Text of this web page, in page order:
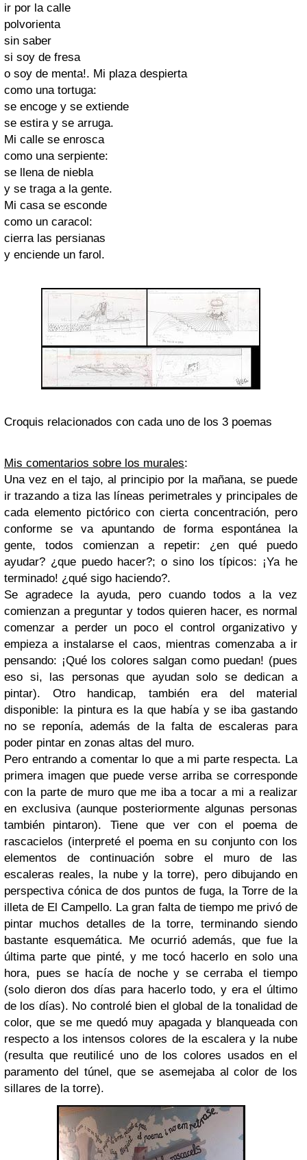
ir por la calle
polvorienta
sin saber
si soy de fresa
o soy de menta!. Mi plaza despierta
como una tortuga:
se encoge y se extiende
se estira y se arruga.
Mi calle se enrosca
como una serpiente:
se llena de niebla
y se traga a la gente.
Mi casa se esconde
como un caracol:
cierra las persianas
y enciende un farol.
Croquis relacionados con cada uno de los 3 poemas
Mis comentarios sobre los murales:
Una vez en el tajo, al principio por la mañana, se puede
ir trazando a tiza las líneas perimetrales y principales de
cada elemento pictórico con cierta concentración, pero
conforme se va apuntando de forma espontánea la
gente, todos comienzan a repetir: ¿en qué puedo
ayudar? ¿que puedo hacer?; o sino los típicos: ¡Ya he
terminado! ¿qué sigo haciendo?.
Se agradece la ayuda, pero cuando todos a la vez
comienzan a preguntar y todos quieren hacer, es normal
comenzar a perder un poco el control organizativo y
empieza a instalarse el caos, mientras comenzaba a ir
pensando: ¡Qué los colores salgan como puedan! (pues
eso si, las personas que ayudan solo se dedican a
pintar). Otro handicap, también era del material
disponible: la pintura es la que había y se iba gastando
no se reponía, además de la falta de escaleras para
poder pintar en zonas altas del muro.
Pero entrando a comentar lo que a mi parte respecta. La
primera imagen que puede verse arriba se corresponde
con la parte de muro que me iba a tocar a mi a realizar
en exclusiva (aunque posteriormente algunas personas
también pintaron). Tiene que ver con el poema de
rascacielos (interpreté el poema en su conjunto con los
elementos de continuación sobre el muro de las
escaleras reales, la nube y la torre), pero dibujando en
perspectiva cónica de dos puntos de fuga, la Torre de la
illeta de El Campello. La gran falta de tiempo me privó de
pintar muchos detalles de la torre, terminando siendo
bastante esquemática. Me ocurrió además, que fue la
última parte que pinté, y me tocó hacerlo en solo una
hora, pues se hacía de noche y se cerraba el tiempo
(solo dieron dos días para hacerlo todo, y era el último
de los días). No controlé bien el global de la tonalidad de
color, que se me quedó muy apagada y blanqueada con
respecto a los intensos colores de la escalera y la nube
(resulta que reutilicé uno de los colores usados en el
paramento del túnel, que se asemejaba al color de los
sillares de la torre).